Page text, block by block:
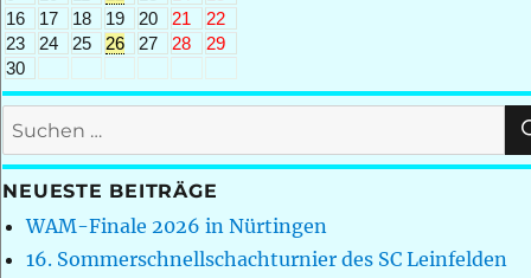
16
17 18 19 20 21
22
23
24 25 26 27 28
29
30
Suchen
nach:
NEUESTE BEITRÄGE
WAM-Finale 2026 in Nürtingen
16. Sommerschnellschachturnier des SC Leinfelden